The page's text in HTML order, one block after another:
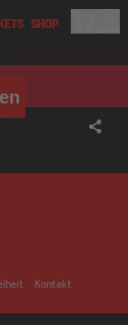
Kontakt